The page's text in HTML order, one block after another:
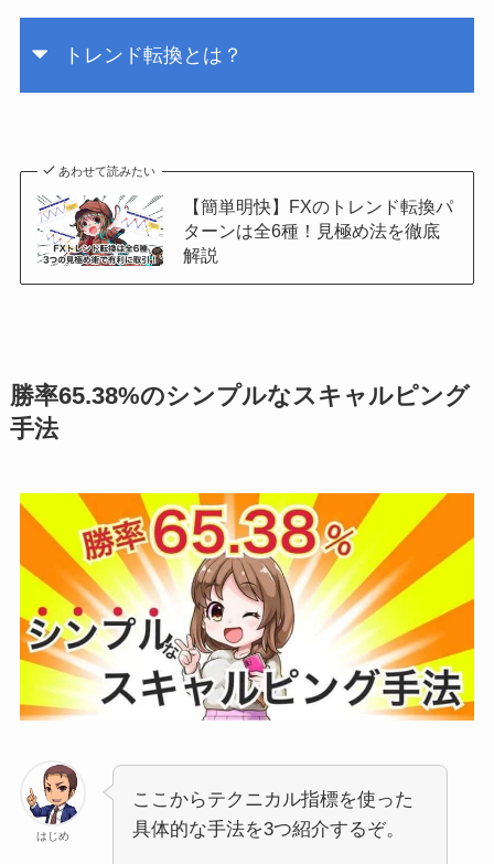
トレンド転換とは？
あわせて読みたい
【簡単明快】FXのトレンド転換パ
ターンは全6種！見極め法を徹底
解説
勝率65.38%のシンプルなスキャルピング
手法
はじめ
ここからテクニカル指標を使った
具体的な手法を3つ紹介するぞ。